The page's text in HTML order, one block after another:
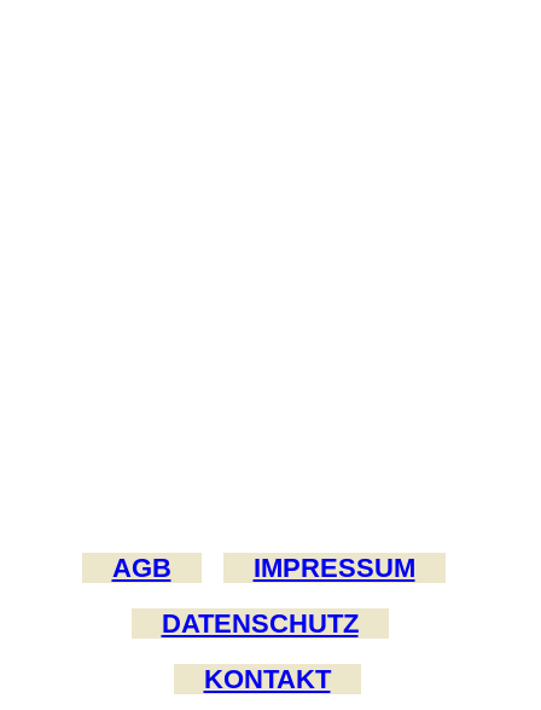
AGB
IMPRESSUM
DATENSCHUTZ
KONTAKT